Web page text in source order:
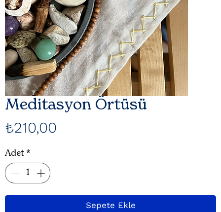
Meditasyon Örtüsü
₺210,00
Adet *
Sepete Ekle